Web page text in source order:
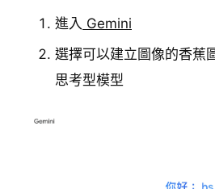
進入 Gemini
選擇可以建立圖像的香蕉
思考型模型